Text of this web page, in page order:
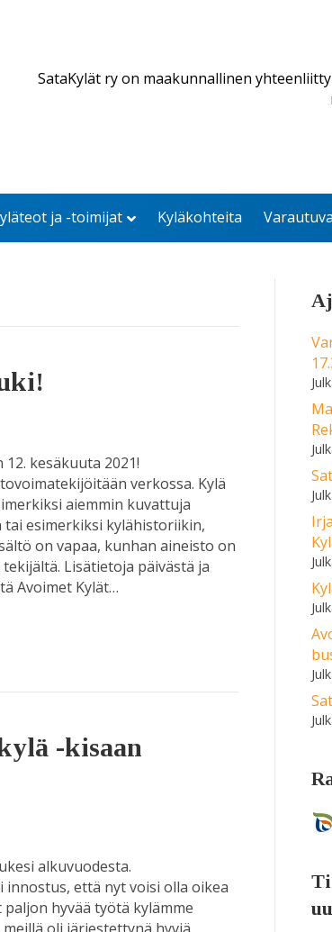
SataKylät ry on maakunnallinen
ja -toimijat Kyläkohteita
kesäkuuta 2021!
verkossa. Kylä
aiemmin kuvattuja
esimerkiksi kylähistoriikin,
on vapaa, kunhan aineisto on
Lisätietoja päivästä ja
Avoimet Kylät…
-kisaan
alkuvuodesta.
innostus, että nyt voisi olla oikea
hyvää työtä kylämme